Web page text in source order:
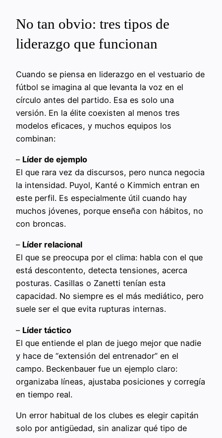
No tan obvio: tres tipos de
liderazgo que funcionan
Cuando se piensa en liderazgo en el vestuario de
fútbol se imagina al que levanta la voz en el
círculo antes del partido. Esa es solo una
versión. En la élite coexisten al menos tres
modelos eficaces, y muchos equipos los
combinan:
– Líder de ejemplo
El que rara vez da discursos, pero nunca negocia
la intensidad. Puyol, Kanté o Kimmich entran en
este perfil. Es especialmente útil cuando hay
muchos jóvenes, porque enseña con hábitos, no
con broncas.
– Líder relacional
El que se preocupa por el clima: habla con el que
está descontento, detecta tensiones, acerca
posturas. Casillas o Zanetti tenían esta
capacidad. No siempre es el más mediático, pero
suele ser el que evita rupturas internas.
– Líder táctico
El que entiende el plan de juego mejor que nadie
y hace de “extensión del entrenador” en el
campo. Beckenbauer fue un ejemplo claro:
organizaba líneas, ajustaba posiciones y corregía
en tiempo real.
Un error habitual de los clubes es elegir capitán
solo por antigüedad, sin analizar qué tipo de